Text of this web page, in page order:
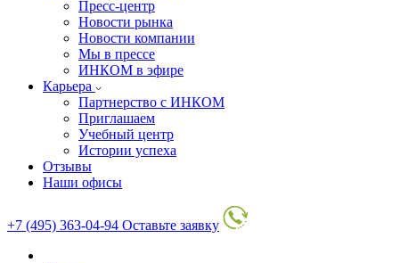
Пресс-центр
Новости рынка
Новости компании
Мы в прессе
ИНКОМ в эфире
Карьера
Партнерство с ИНКОМ
Приглашаем
Учебный центр
Истории успеха
Отзывы
Наши офисы
+7 (495) 363-04-94 Оставьте заявку